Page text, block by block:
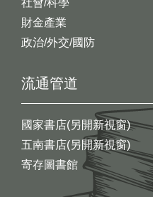
社會/科學
財金產業
政治/外交/國防
流通管道
國家書店(另開新視窗)
五南書店(另開新視窗)
寄存圖書館